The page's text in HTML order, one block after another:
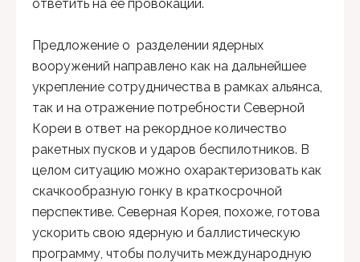
ответить на ее провокации.
Предложение о разделении ядерных
вооружений направлено как на дальнейшее
укрепление сотрудничества в рамках альянса,
так и на отражение потребности Северной
Кореи в ответ на рекордное количество
ракетных пусков и ударов беспилотников. В
целом ситуацию можно охарактеризовать как
скачкообразную гонку в краткосрочной
перспективе. Северная Корея, похоже, готова
ускорить свою ядерную и баллистическую
программу, чтобы получить международную